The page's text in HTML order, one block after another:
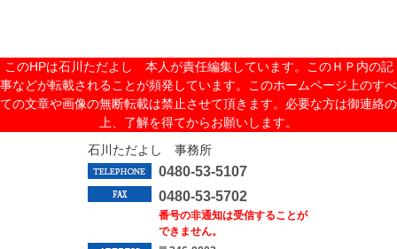
このHPは石川ただよし 本人が責任編集しています。このＨＰ内の記
事などが転載されることが頻発しています。このホームページ上のすべ
ての文章や画像の無断転載は禁止させて頂きます。必要な方は御連絡の
上、了解を得てからお願いします。
石川ただよし 事務所
0480-53-5107
0480-53-5702
番号の非通知は受信することが
できません。